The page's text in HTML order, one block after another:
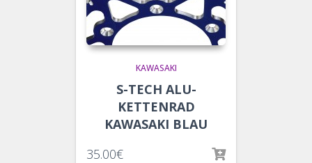
KAWASAKI
S-TECH ALU-
KETTENRAD
KAWASAKI BLAU
35.00€